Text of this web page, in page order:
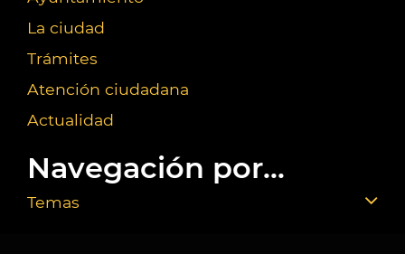
La ciudad
Trámites
Atención ciudadana
Actualidad
Navegación por...
Temas